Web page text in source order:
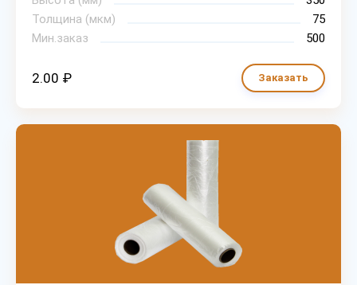
Толщина (мкм)
75
Мин.заказ
500
2.00 ₽ Заказать